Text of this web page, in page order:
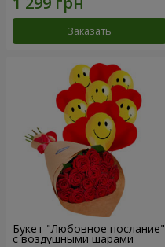
Заказать
Букет "Любовное послание"
с воздушными шарами